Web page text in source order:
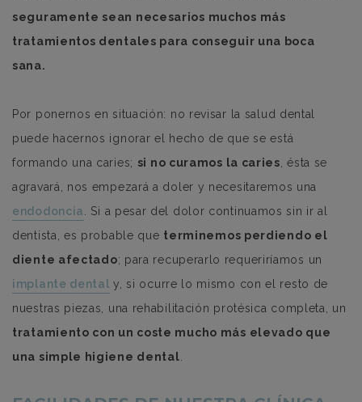
seguramente sean necesarios muchos más
tratamientos dentales para conseguir una boca
sana.
Por ponernos en situación: no revisar la salud dental
puede hacernos ignorar el hecho de que se está
formando una caries; si no curamos la caries , ésta se
agravará, nos empezará a doler y necesitaremos una
endodoncia
. Si a pesar del dolor continuamos sin ir al
dentista, es probable que terminemos perdiendo el
diente afectado; para recuperarlo requeriríamos un
implante dental y, si ocurre lo mismo con el resto de
nuestras piezas, una rehabilitación protésica completa, un
tratamiento con un coste mucho más elevado que
una simple higiene dental